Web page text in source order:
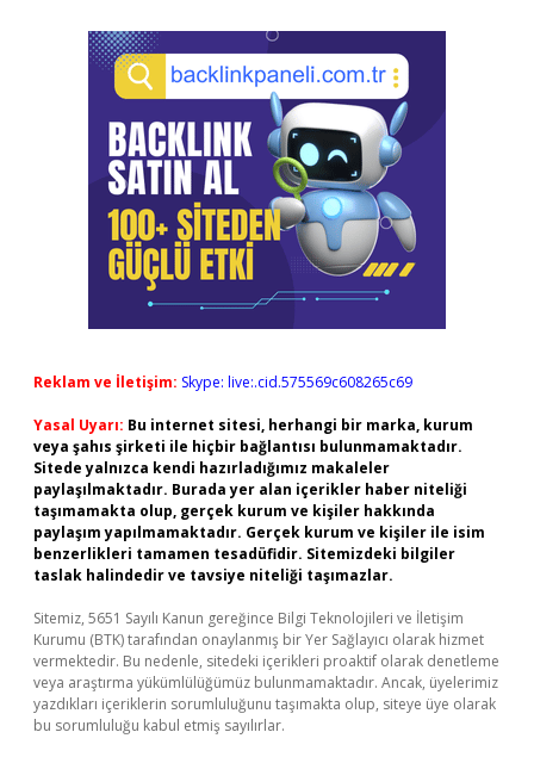
Reklam ve İletişim: Skype: live:.cid.575569c608265c69
Yasal Uyarı: Bu internet sitesi, herhangi bir marka, kurum
veya şahıs şirketi ile hiçbir bağlantısı bulunmamaktadır.
Sitede yalnızca kendi hazırladığımız makaleler
paylaşılmaktadır. Burada yer alan içerikler haber niteliği
taşımamakta olup, gerçek kurum ve kişiler hakkında
paylaşım yapılmamaktadır. Gerçek kurum ve kişiler ile isim
benzerlikleri tamamen tesadüfidir. Sitemizdeki bilgiler
taslak halindedir ve tavsiye niteliği taşımazlar.
Sitemiz, 5651 Sayılı Kanun gereğince Bilgi Teknolojileri ve İletişim
Kurumu (BTK) tarafından onaylanmış bir Yer Sağlayıcı olarak hizmet
vermektedir. Bu nedenle, sitedeki içerikleri proaktif olarak denetleme
veya araştırma yükümlülüğümüz bulunmamaktadır. Ancak, üyelerimiz
yazdıkları içeriklerin sorumluluğunu taşımakta olup, siteye üye olarak
bu sorumluluğu kabul etmiş sayılırlar.